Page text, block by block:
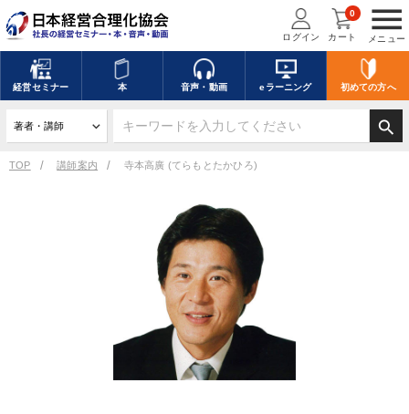
menu
メニュー
ログイン カート
0
経営セミナー 本 音声・動画 eラーニング 初めての方へ
search
TOP 講師案内 寺本高廣 (てらもとたかひろ)